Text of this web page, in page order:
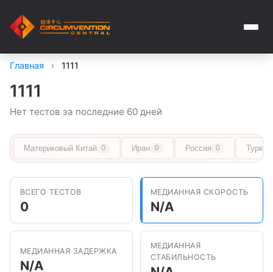
Главная › 1111
1111
Нет тестов за последние 60 дней
Материковый Китай 0 Иран 0 Россия 0
ВСЕГО ТЕСТОВ
0
МЕДИАННАЯ СКОРОСТЬ
N/A
МЕДИАННАЯ ЗАДЕРЖКА
N/A
МЕДИАННАЯ
СТАБИЛЬНОСТЬ